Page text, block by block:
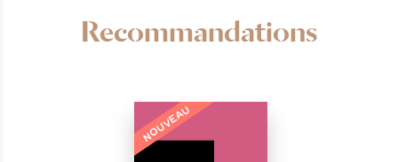
Recommandations
NOUVEAU